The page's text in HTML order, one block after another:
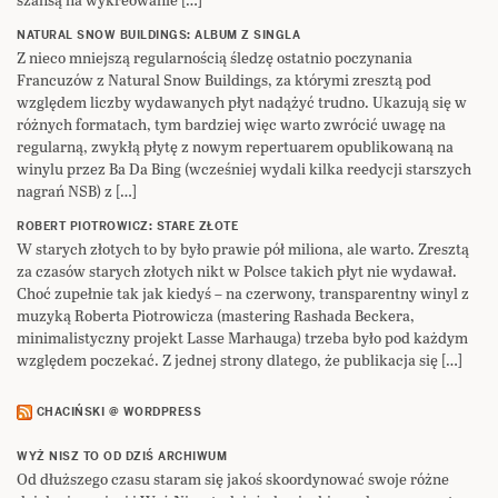
NATURAL SNOW BUILDINGS: ALBUM Z SINGLA
Z nieco mniejszą regularnością śledzę ostatnio poczynania
Francuzów z Natural Snow Buildings, za którymi zresztą pod
względem liczby wydawanych płyt nadążyć trudno. Ukazują się w
różnych formatach, tym bardziej więc warto zwrócić uwagę na
regularną, zwykłą płytę z nowym repertuarem opublikowaną na
winylu przez Ba Da Bing (wcześniej wydali kilka reedycji starszych
nagrań NSB) z […]
ROBERT PIOTROWICZ: STARE ZŁOTE
W starych złotych to by było prawie pół miliona, ale warto. Zresztą
za czasów starych złotych nikt w Polsce takich płyt nie wydawał.
Choć zupełnie tak jak kiedyś – na czerwony, transparentny winyl z
muzyką Roberta Piotrowicza (mastering Rashada Beckera,
minimalistyczny projekt Lasse Marhauga) trzeba było pod każdym
względem poczekać. Z jednej strony dlatego, że publikacja się […]
CHACIŃSKI @ WORDPRESS
WYŻ NISZ TO OD DZIŚ ARCHIWUM
Od dłuższego czasu staram się jakoś skoordynować swoje różne